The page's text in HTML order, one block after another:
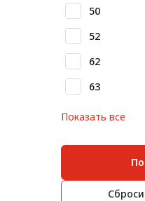
50
52
62
63
Показать все